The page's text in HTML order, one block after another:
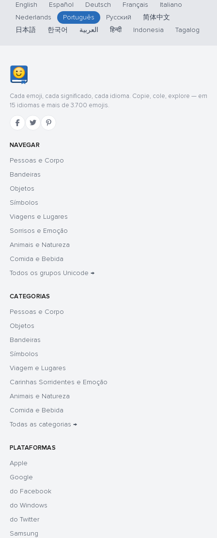
English Español Deutsch Français
Italiano
Nederlands
Português Русский
简体中文
日本語
한국어 العربية हिन्दी Indonesia Tagalog
Cada emoji, cada significado, cada idioma. Copie, cole, explore — em
15 idiomas e mais de 3.700 emojis.
NAVEGAR
Pessoas e Corpo
Bandeiras
Objetos
Símbolos
Viagens e Lugares
Sorrisos e Emoção
Animais e Natureza
Comida e Bebida
Todos os grupos Unicode →
CATEGORIAS
Pessoas e Corpo
Objetos
Bandeiras
Símbolos
Viagem e Lugares
Carinhas Sorridentes e Emoção
Animais e Natureza
Comida e Bebida
Todas as categorias →
PLATAFORMAS
Apple
Google
do Facebook
do Windows
do Twitter
Samsung